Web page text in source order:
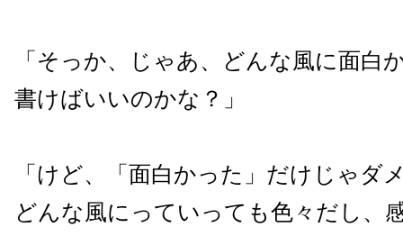
「そっか、じゃあ、どんな風に面白
書けばいいのかな？」
「けど、「面白かった」だけじゃダ
どんな風にっていっても色々だし、